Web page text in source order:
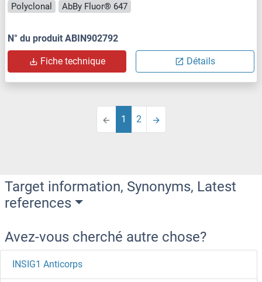
Polyclonal
AbBy Fluor® 647
N° du produit ABIN902792
Fiche technique Détails
1 2
Target information, Synonyms, Latest
references
Avez-vous cherché autre chose?
INSIG1 Anticorps